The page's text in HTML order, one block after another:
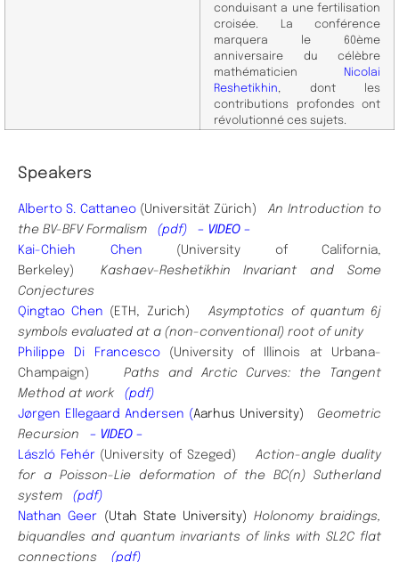
conduisant a une fertilisation
croisée. La conférence
marquera le 60ème
anniversaire du célèbre
mathématicien
Nicolai
Reshetikhin, dont les
contributions profondes ont
révolutionné ces sujets.
Speakers
Alberto S. Cattaneo(Universität Zürich)
An Introduction to
the BV-BFV Formalism
(pdf)
– VIDEO –
Kai-Chieh Chen (University of California,
Berkeley)
Kashaev-Reshetikhin Invariant and Some
Conjectures
Qingtao Chen (ETH, Zurich)Asymptotics of quantum 6j
symbols evaluated at a (non-conventional) root of unity
Philippe Di Francesco(University of Illinois at Urbana-
Champaign)Paths and Arctic Curves: the Tangent
Method at work (pdf)
Jørgen Ellegaard Andersen (Aarhus University) Geometric
Recursion – VIDEO –
László Fehér (University of Szeged)Action-angle duality
for a Poisson-Lie deformation of the BC(n) Sutherland
system (pdf)
Nathan Geer (Utah State University) Holonomy braidings,
biquandles and quantum invariants of links with SL2C flat
connections (pdf)